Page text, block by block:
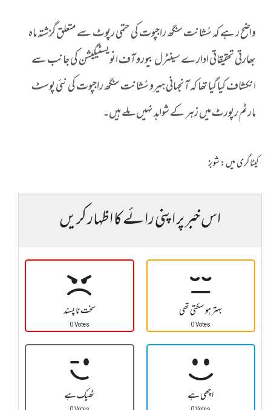
واضح رہے کہ سُشانت سنگھ راجپوت کی حتمی رپوٹ سے متعلق گزشتہ ماہ
بھارتی تحقیقاتی ادارے سینٹرل بیورو آف انویسٹیگیشن کی جانب سے
انکشاف کیا گیا تھا کہ آنجہانی ہیرو سُشانت سنگھ راجپوت کی نئی پوسٹ
مارٹم رپورٹ میں زہر کے شواہد نہیں ملے ہیں۔
کیٹاگری میں :شوبز
اس خبر پر اپنی رائے کا اظہار کریں
سخت نا پسند
0 Votes
بہتر ہو سکتی تھی
0 Votes
ٹھیک ہے اچھی ہے